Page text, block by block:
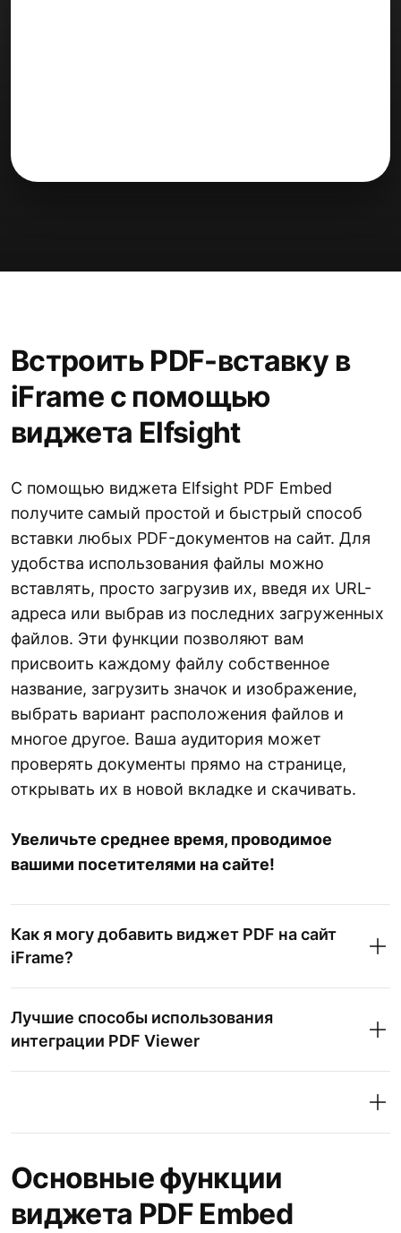
Встроить PDF-вставку в
iFrame с помощью
виджета Elfsight
С помощью виджета Elfsight PDF Embed
получите самый простой и быстрый способ
вставки любых PDF-документов на сайт. Для
удобства использования файлы можно
вставлять, просто загрузив их, введя их URL-
адреса или выбрав из последних загруженных
файлов. Эти функции позволяют вам
присвоить каждому файлу собственное
название, загрузить значок и изображение,
выбрать вариант расположения файлов и
многое другое. Ваша аудитория может
проверять документы прямо на странице,
открывать их в новой вкладке и скачивать.
Увеличьте среднее время, проводимое
вашими посетителями на сайте!
Как я могу добавить виджет PDF на сайт
iFrame?
Лучшие способы использования
интеграции PDF Viewer
Основные функции
виджета PDF Embed